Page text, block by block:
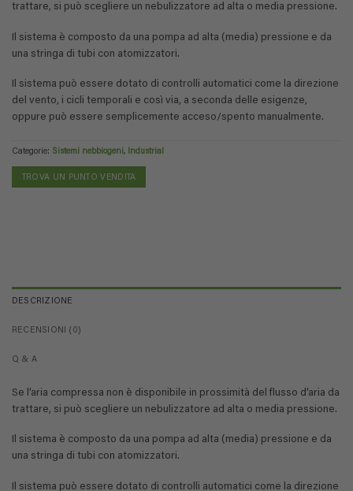
trattare, si può scegliere un nebulizzatore ad alta o media pressione.
Il sistema è composto da una pompa ad alta (media) pressione e da
una stringa di tubi con atomizzatori.
Il sistema può essere dotato di controlli automatici come la direzione
del vento, i cicli temporali e così via, a seconda delle esigenze,
oppure può essere semplicemente acceso/spento manualmente.
Categorie: Sistemi nebbiogeni, Industrial
TROVA UN PUNTO VENDITA
DESCRIZIONE
RECENSIONI (0)
Q & A
Se l’aria compressa non è disponibile in prossimità del flusso d’aria da
trattare, si può scegliere un nebulizzatore ad alta o media pressione.
Il sistema è composto da una pompa ad alta (media) pressione e da
una stringa di tubi con atomizzatori.
Il sistema può essere dotato di controlli automatici come la direzione